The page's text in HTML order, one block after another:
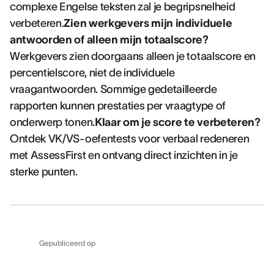
complexe Engelse teksten zal je begripsnelheid
verbeteren.Zien werkgevers mijn individuele
antwoorden of alleen mijn totaalscore?
Werkgevers zien doorgaans alleen je totaalscore en
percentielscore, niet de individuele
vraagantwoorden. Sommige gedetailleerde
rapporten kunnen prestaties per vraagtype of
onderwerp tonen.Klaar om je score te verbeteren?
Ontdek VK/VS-oefentests voor verbaal redeneren
met AssessFirst en ontvang direct inzichten in je
sterke punten.
Gepubliceerd op